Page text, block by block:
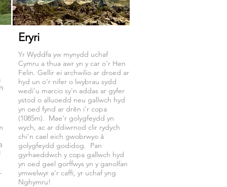
Eryri
Yr Wyddfa yw mynydd uchaf
Cymru a thua awr yn y car o'r Hen
Felin. Gellir ei archwilio ar droed ar
hyd un o'r nifer o lwybrau sydd
wedi'u marcio sy'n addas ar gyfer
ystod o alluoedd neu gallwch hyd
yn oed fynd ar drên i'r copa
(1085m). Mae'r golygfeydd yn
wych, ac ar ddiwrnod clir rydych
chi'n cael eich gwobrwyo â
golygfeydd godidog. Pan
gyrhaeddwch y copa gallwch hyd
yn oed gael gorffwys yn y ganolfan
ymwelwyr a'r caffi, yr uchaf yng
Nghymru!